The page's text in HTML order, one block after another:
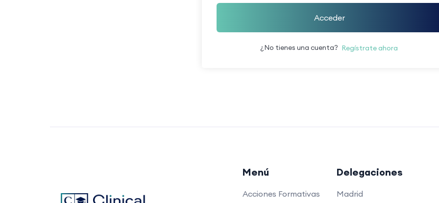
Acceder
¿No tienes una cuenta? Regístrate ahora
Menú
Acciones Formativas
Delegaciones
Madrid